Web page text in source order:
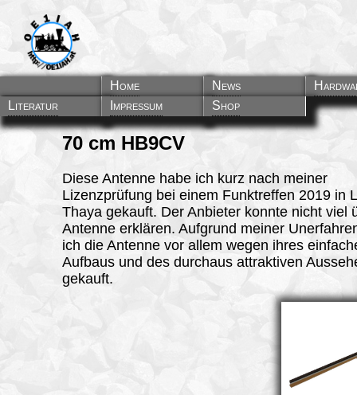
Home News
Literatur
Impressum Shop
70 cm HB9CV
Diese Antenne habe ich kurz nach meiner
Lizenzprüfung bei einem Funktreffen 2019 in
Thaya gekauft. Der Anbieter konnte nicht viel
Antenne erklären. Aufgrund meiner
ich die Antenne vor allem wegen ihres
Aufbaus und des durchaus attraktiven
gekauft.